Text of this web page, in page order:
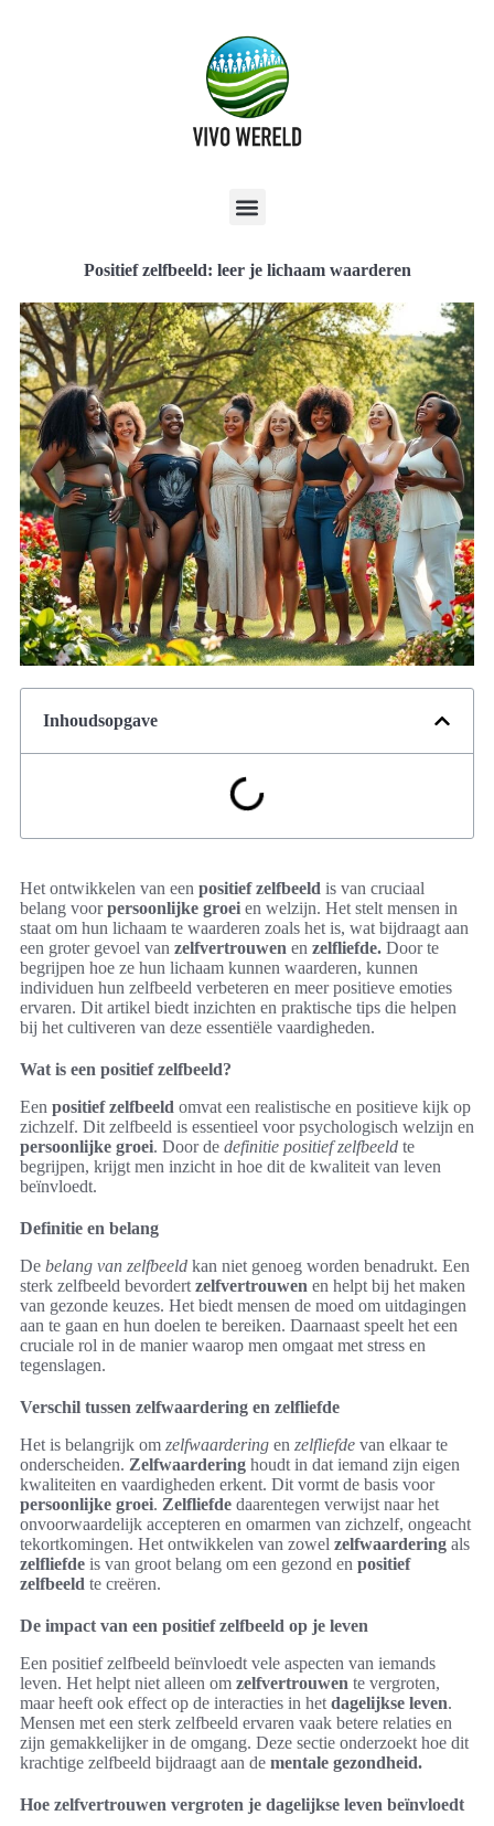
Positief zelfbeeld: leer je lichaam waarderen
Inhoudsopgave
Het ontwikkelen van een positief zelfbeeld is van cruciaal
belang voorpersoonlijke groei en welzijn. Het stelt mensen in
staat om hun lichaam te waarderen zoals het is, wat bijdraagt aan
een groter gevoel van zelfvertrouwen en zelfliefde. Door te
begrijpen hoe ze hun lichaam kunnen waarderen, kunnen
individuen hun zelfbeeld verbeteren en meer positieve emoties
ervaren. Dit artikel biedt inzichten en praktische tips die helpen
bij het cultiveren van deze essentiële vaardigheden.
Wat is een positief zelfbeeld?
Een positief zelfbeeld omvat een realistische en positieve kijk op
zichzelf. Dit zelfbeeld is essentieel voor psychologisch welzijn en
persoonlijke groei. Door de definitie positief zelfbeeld te
begrijpen, krijgt men inzicht in hoe dit de kwaliteit van leven
beïnvloedt.
Definitie en belang
De belang van zelfbeeld kan niet genoeg worden benadrukt. Een
sterk zelfbeeld bevordert zelfvertrouwen en helpt bij het maken
van gezonde keuzes. Het biedt mensen de moed om uitdagingen
aan te gaan en hun doelen te bereiken. Daarnaast speelt het een
cruciale rol in de manier waarop men omgaat met stress en
tegenslagen.
Verschil tussen zelfwaardering en zelfliefde
Het is belangrijk om zelfwaardering en zelfliefde van elkaar te
onderscheiden. Zelfwaardering houdt in dat iemand zijn eigen
kwaliteiten en vaardigheden erkent. Dit vormt de basis voor
persoonlijke groei. Zelfliefde daarentegen verwijst naar het
onvoorwaardelijk accepteren en omarmen van zichzelf, ongeacht
tekortkomingen. Het ontwikkelen van zowel zelfwaardering als
zelfliefde is van groot belang om een gezond en positief
zelfbeeld te creëren.
De impact van een positief zelfbeeld op je leven
Een positief zelfbeeld beïnvloedt vele aspecten van iemands
leven. Het helpt niet alleen om zelfvertrouwen te vergroten,
maar heeft ook effect op de interacties in het dagelijkse leven.
Mensen met een sterk zelfbeeld ervaren vaak betere relaties en
zijn gemakkelijker in de omgang. Deze sectie onderzoekt hoe dit
krachtige zelfbeeld bijdraagt aan de mentale gezondheid.
Hoe zelfvertrouwen vergroten je dagelijkse leven beïnvloedt